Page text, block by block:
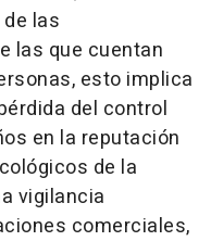
las
las que cuentan
esto implica
del control
en la reputación
de la
vigilancia
comerciales,